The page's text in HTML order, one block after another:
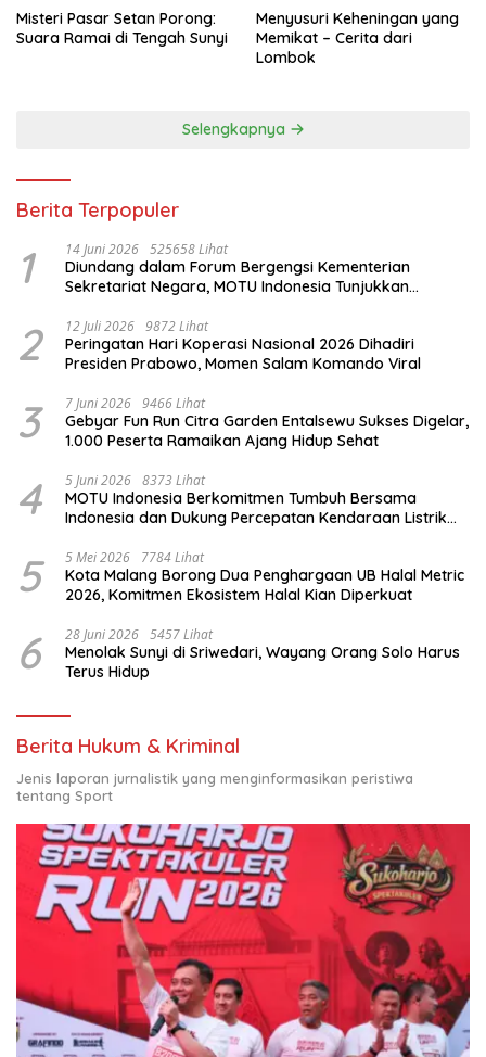
Misteri Pasar Setan Porong:
Suara Ramai di Tengah Sunyi
Menyusuri Keheningan yang
Memikat – Cerita dari
Lombok
Selengkapnya
Berita Terpopuler
1 14 Juni 2026 525658 Lihat
Diundang dalam Forum Bergengsi Kementerian
Sekretariat Negara, MOTU Indonesia Tunjukkan
2 12 Juli 2026 9872 Lihat
Peringatan Hari Koperasi Nasional 2026 Dihadiri
Presiden Prabowo, Momen Salam Komando Viral
3 7 Juni 2026 9466 Lihat
Gebyar Fun Run Citra Garden Entalsewu Sukses Digelar,
1.000 Peserta Ramaikan Ajang Hidup Sehat
4 5 Juni 2026 8373 Lihat
MOTU Indonesia Berkomitmen Tumbuh Bersama
Indonesia dan Dukung Percepatan Kendaraan Listrik
5 5 Mei 2026 7784 Lihat
Kota Malang Borong Dua Penghargaan UB Halal Metric
2026, Komitmen Ekosistem Halal Kian Diperkuat
6 28 Juni 2026 5457 Lihat
Menolak Sunyi di Sriwedari, Wayang Orang Solo Harus
Terus Hidup
Berita Hukum & Kriminal
Jenis laporan jurnalistik yang menginformasikan peristiwa
tentang Sport